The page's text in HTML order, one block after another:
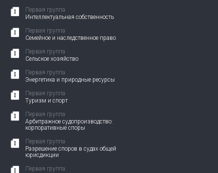
Первая группа
Интеллектуальная собственность
Первая группа
Семейное и наследственное право
Первая группа
Сельское хозяйство
Первая группа
Энергетика и природные ресурсы
Первая группа
Туризм и спорт
Первая группа
Арбитражное судопроизводство:
корпоративные споры
Первая группа
Разрешение споров в судах общей
юрисдикции
Первая группа